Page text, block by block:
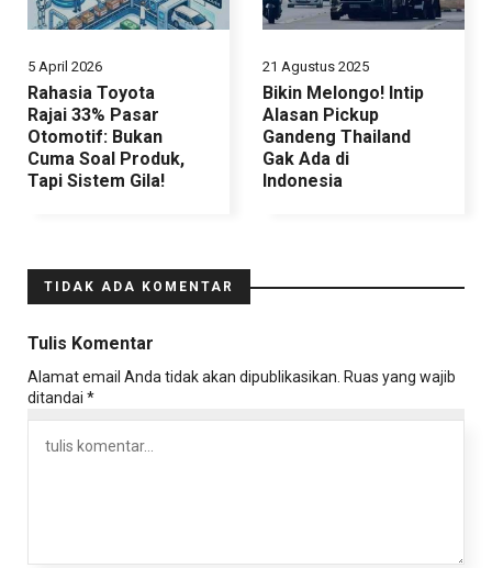
5 April 2026
Rahasia Toyota
Rajai 33% Pasar
Otomotif: Bukan
Cuma Soal Produk,
Tapi Sistem Gila!
21 Agustus 2025
Bikin Melongo! Intip
Alasan Pickup
Gandeng Thailand
Gak Ada di
Indonesia
TIDAK ADA KOMENTAR
Tulis Komentar
Alamat email Anda tidak akan dipublikasikan. Ruas yang wajib
ditandai *